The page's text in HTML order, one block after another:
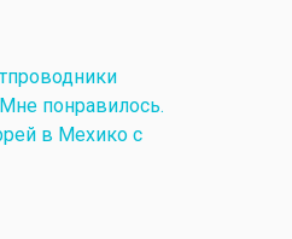
понравилось.
в Мехико с